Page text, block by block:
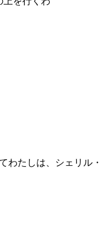
わたしは、シェリル・